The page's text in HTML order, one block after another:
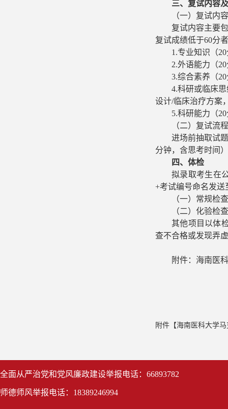
三、复试内容
（一）复试内容
复试内容主要
复试成绩低于60分
1.专业知识 （
2.外语能力 （
3.综合素养 （
4.科研或临床思
设计/临床治疗方案
5.科研能力 （
（二）复试流程
进场前抽取试
分钟，含思考时间
四、体检
拟录取考生在
+考试编号命名发
（一）常规检
（二）化验检
其他项目以体
查不合格或发现弄
附件： 海南医
附件【海南医科大学
全面从严治党和党风廉政建设举报电话：66893782
师德师风举报电话：18389246994